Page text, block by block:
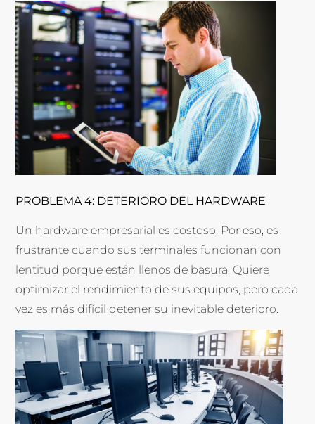
PROBLEMA 4: DETERIORO DEL HARDWARE
Un hardware empresarial es costoso. Por eso, es
frustrante cuando sus terminales funcionan con
lentitud porque están llenos de basura. Quiere
optimizar el rendimiento de sus equipos, pero cada
vez es más difícil detener su inevitable deterioro.